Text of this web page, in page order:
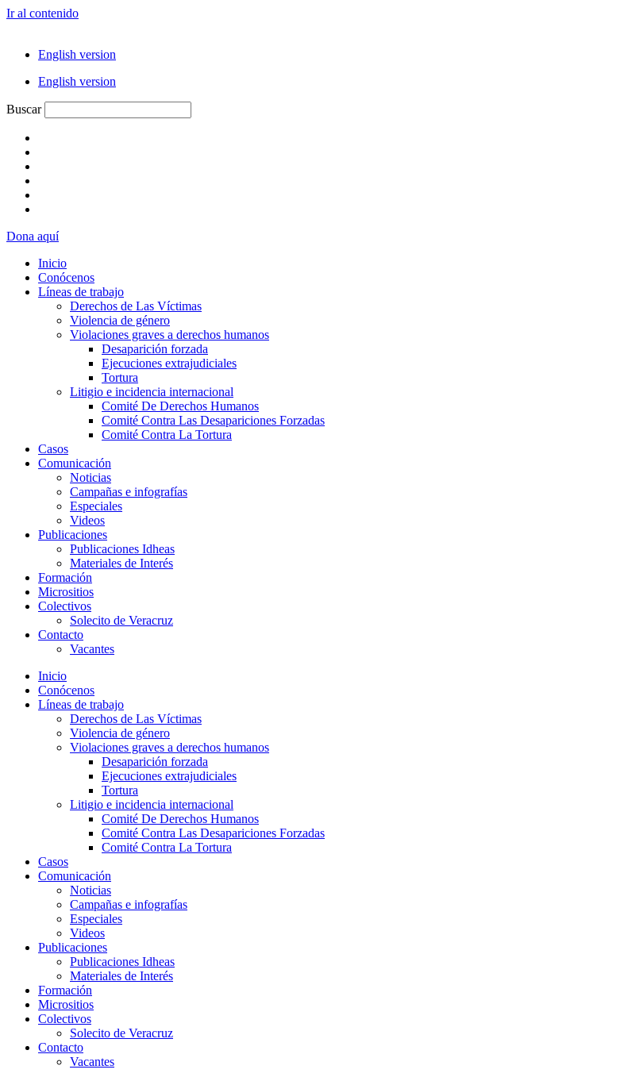
Ir al contenido
English version
English version
Buscar
Dona aquí
Inicio
Conócenos
Líneas de trabajo
Derechos de Las Víctimas
Violencia de género
Violaciones graves a derechos humanos
Desaparición forzada​
Ejecuciones extrajudiciales
Tortura
Litigio e incidencia internacional
Comité De Derechos Humanos​
Comité Contra Las Desapariciones Forzadas
Comité Contra La Tortura​
Casos
Comunicación
Noticias
Campañas e infografías
Especiales
Videos
Publicaciones
Publicaciones Idheas
Materiales de Interés
Formación
Micrositios
Colectivos
Solecito de Veracruz
Contacto
Vacantes
Inicio
Conócenos
Líneas de trabajo
Derechos de Las Víctimas
Violencia de género
Violaciones graves a derechos humanos
Desaparición forzada​
Ejecuciones extrajudiciales
Tortura
Litigio e incidencia internacional
Comité De Derechos Humanos​
Comité Contra Las Desapariciones Forzadas
Comité Contra La Tortura​
Casos
Comunicación
Noticias
Campañas e infografías
Especiales
Videos
Publicaciones
Publicaciones Idheas
Materiales de Interés
Formación
Micrositios
Colectivos
Solecito de Veracruz
Contacto
Vacantes